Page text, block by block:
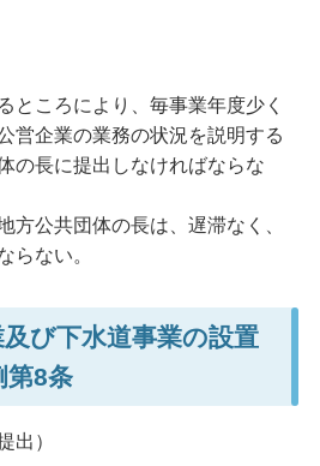
ところにより、毎事業年度少く
営企業の業務の状況を説明する
の長に提出しなければならな
方公共団体の長は、遅滞なく、
らない。
び下水道事業の設置
第8条
出）